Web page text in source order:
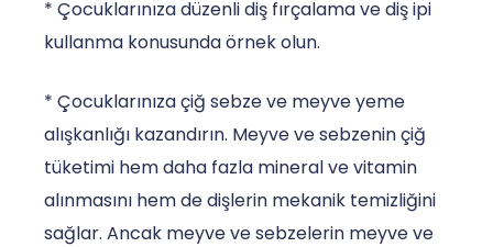
* Çocuklarınıza düzenli diş fırçalama ve diş ipi
kullanma konusunda örnek olun.
* Çocuklarınıza çiğ sebze ve meyve yeme
alışkanlığı kazandırın. Meyve ve sebzenin çiğ
tüketimi hem daha fazla mineral ve vitamin
alınmasını hem de dişlerin mekanik temizliğini
sağlar. Ancak meyve ve sebzelerin meyve ve